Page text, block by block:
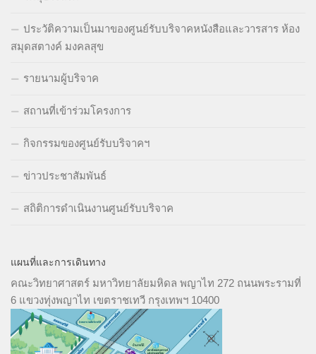
ประวัติความเป็นมาของศูนย์รับบริจาคหนังสือและวารสาร ห้อง
สมุดสตางค์ มงคลสุข
รายนามผู้บริจาค
สถานที่เข้าร่วมโครงการ
กิจกรรมของศูนย์รับบริจาคฯ
ข่าวประชาสัมพันธ์
สถิติการดำเนินงานศูนย์รับบริจาค
แผนที่และการเดินทาง
คณะวิทยาศาสตร์ มหาวิทยาลัยมหิดล พญาไท 272 ถนนพระรามที่
6 แขวงทุ่งพญาไท เขตราชเทวี กรุงเทพฯ 10400